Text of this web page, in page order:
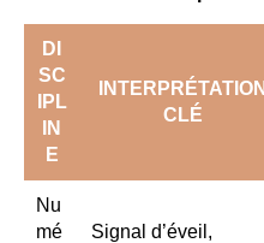
DI
SC
IPL
IN
E
INTERPRÉTATION
CLÉ
Nu
mé
Signal d’éveil,